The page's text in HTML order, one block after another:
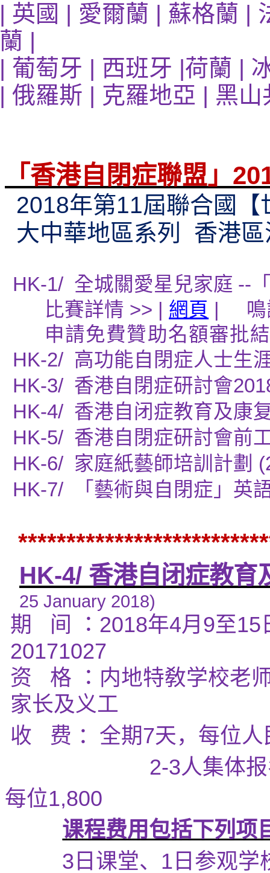
英國 | 愛爾蘭 | 蘇格蘭 |
|
葡萄牙 | 西班牙 |荷蘭 |
俄羅斯 | 克羅地亞 | 黑山
「香港自閉症聯盟」
2018年第11屆聯合國【
大中華地區系列
香港
HK-1/ 全城關愛星兒家庭 --
比賽詳情 >> | 網頁
申請免費贊助名額審批
HK-2/ 高功能自閉症人士生
HK-3/ 香港自閉症研討會
HK-4/ 香港自闭症教育及康
HK-5/ 香港自閉症研討會前
HK-6/ 家庭紙藝師培訓計劃
HK-7/
「藝術與自閉症」英
HK-4/ 香港自闭症教育
25 January 2018)
期 间 ： 2018年4月 9至15
20171027
资
格
：内地特敎学校老
家长及义工
收
费 ：全期7天，每位人
2-3人集体
每位1,800
课程费用包括下列项
3 日课堂、 1 日参观学